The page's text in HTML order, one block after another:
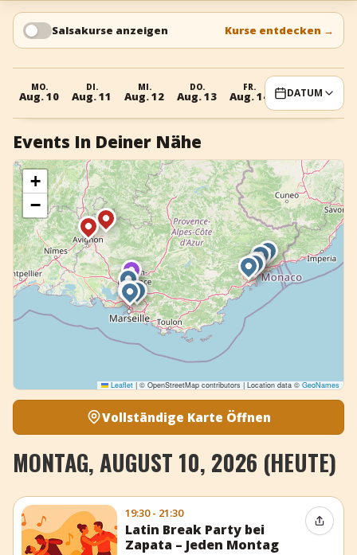
+ Event hinzufügen
Salsakurse anzeigen Kurse entdecken →
MO.
Aug. 10
DI.
Aug. 11
MI.
Aug. 12
DO.
Aug. 13
FR.
Aug. 14 Aug. 15
DATUM
Events In Deiner Nähe
+
−
Leaflet |© OpenStreetMap contributors | Location data ©GeoNames
Vollständige Karte Öffnen
MONTAG, AUGUST 10, 2026 (HEUTE)
19:30 - 21:30
Latin Break Party bei
Zapata – Jeden Montag
Event